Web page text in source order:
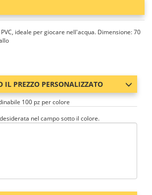
ideale per giocare nell'acqua. Dimensione: 70
IL PREZZO PERSONALIZZATO
100 pz per colore
nel campo sotto il colore.